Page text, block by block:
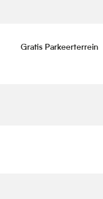
Gratis Parkeerterrein